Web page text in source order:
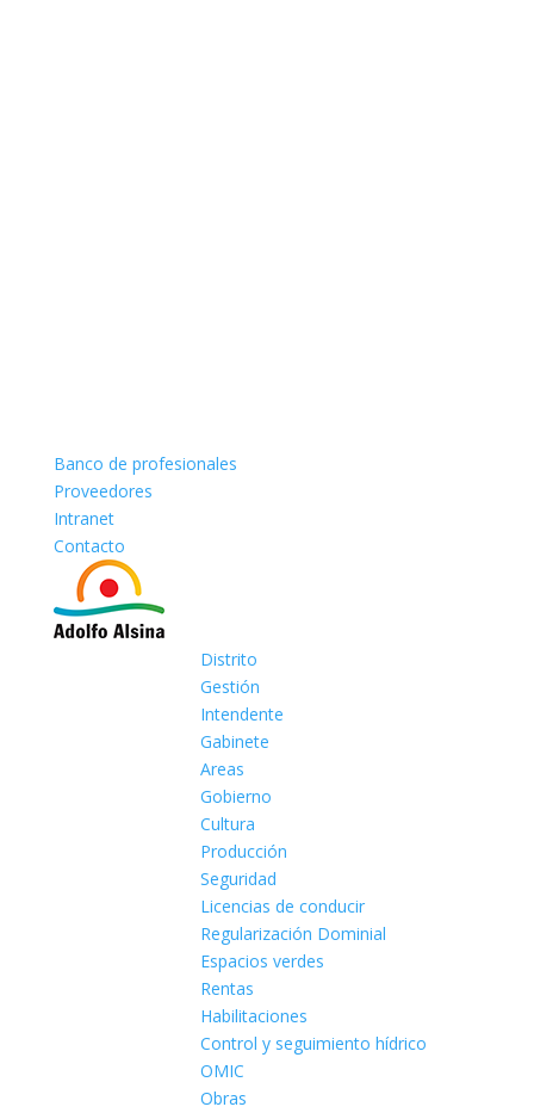
Banco de profesionales
Proveedores
Intranet
Contacto
Distrito
Gestión
Intendente
Gabinete
Areas
Gobierno
Cultura
Producción
Seguridad
Licencias de conducir
Regularización Dominial
Espacios verdes
Rentas
Habilitaciones
Control y seguimiento hídrico
OMIC
Obras